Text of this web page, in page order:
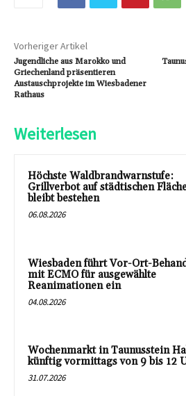
Vorheriger Artikel
Jugendliche aus Marokko und
Griechenland präsentieren
Austauschprojekte im Wiesbadener
Rathaus
Weiterlesen
Höchste Waldbrandwarnstufe:
Grillverbot auf städtischen
bleibt bestehen
06.08.2026
Wiesbaden führt Vor-Ort-
mit ECMO für ausgewählte
Reanimationen ein
04.08.2026
Wochenmarkt in Taunusstein
künftig vormittags von 9 bis 12
31.07.2026